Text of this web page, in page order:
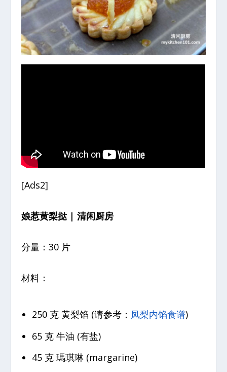
[Ads2]
娘惹黄梨挞 | 清闲厨房
分量：30 片
材料：
250 克 黄梨馅 (请参考： 凤梨内馅食谱)
65 克 牛油 (有盐)
45 克 瑪琪琳 (margarine)